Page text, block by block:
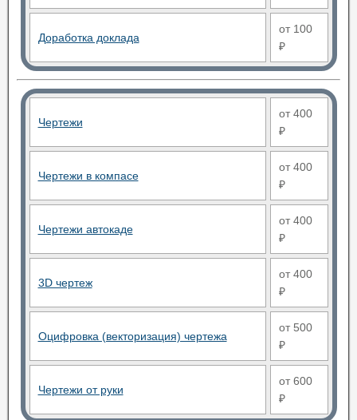
Доработка доклада
от 100
₽
Чертежи
от 400
₽
Чертежи в компасе
от 400
₽
Чертежи автокаде
от 400
₽
3D чертеж
от 400
₽
Оцифровка (векторизация) чертежа
от 500
₽
Чертежи от руки
от 600
₽